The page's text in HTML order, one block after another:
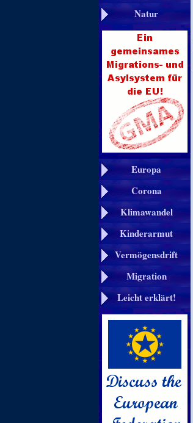
Natur
Europa
Corona
Klimawandel
Kinderarmut
Vermögensdrift
Migration
Leicht erklärt!